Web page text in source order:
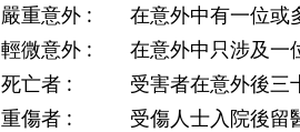
嚴重意外 :
在意外中有一位或
輕微意外 :
在意外中只涉及一
死亡者 :
受害者在意外後三
重傷者 :
受傷人士入院後留